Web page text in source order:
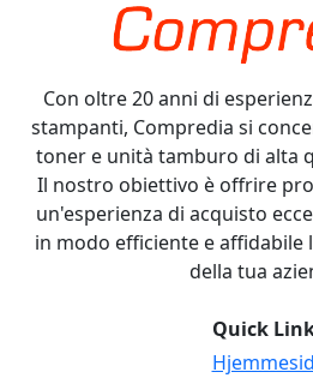
Con oltre 20 anni di
stampanti, Compredia si
toner e unità tamburo di alta
Il nostro obiettivo è offrire
un'esperienza di acquisto
in modo efficiente e affidabile
della tua
Quick